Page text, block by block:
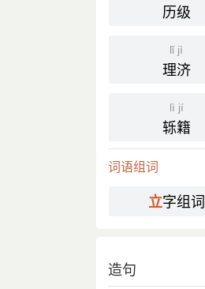
历级
lǐ jì
理济
lì jí
轹籍
词语组词
立字组词
造句